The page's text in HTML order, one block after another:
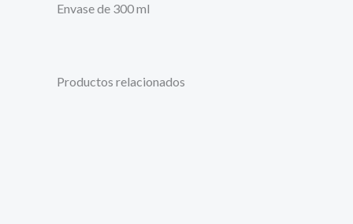
Envase de 300 ml
Productos relacionados